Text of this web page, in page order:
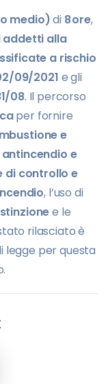
medio)di 8 ore,
alla
a rischio
09/2021 e gli
08. Il percorso
per fornire
e
e
di controllo e
, l’uso di
e le
rilasciato è
legge per questa